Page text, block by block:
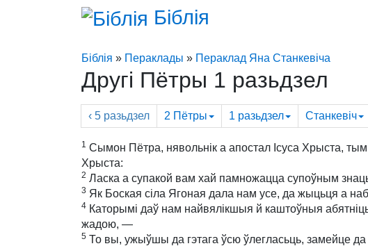
Біблія
Біблія » Пераклады » Пераклад Яна Станкевіча
Другі Пётры 1 разьдзел
‹ 5 разьдзел 2 Пётры 1 разьдзел Станкевіч
1 Сымон Пётра, нявольнік а апостал Ісуса Хрыста,
Хрыста:
2 Ласка а супакой вам хай памножацца супоўным
3 Як Боская сіла Ягоная дала нам усе, да жыцьця а
4 Каторымі даў нам найвялікшыя й каштоўныя
жадою, —
5 То вы, ужыўшы да гэтага ўсю ўлегласьць, замейце